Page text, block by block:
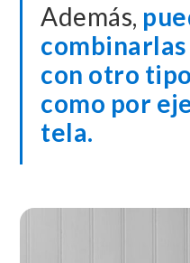
Además,
con otro
como por
tela.